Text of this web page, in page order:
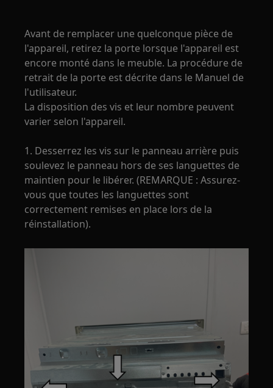
Avant de remplacer une quelconque pièce de
l'appareil, retirez la porte lorsque l'appareil est
encore monté dans le meuble. La procédure de
retrait de la porte est décrite dans le Manuel de
l'utilisateur.
La disposition des vis et leur nombre peuvent
varier selon l'appareil.
1. Desserrez les vis sur le panneau arrière puis
soulevez le panneau hors de ses languettes de
maintien pour le libérer. (REMARQUE : Assurez-
vous que toutes les languettes sont
correctement remises en place lors de la
réinstallation).